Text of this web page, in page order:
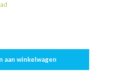
aan winkelwagen